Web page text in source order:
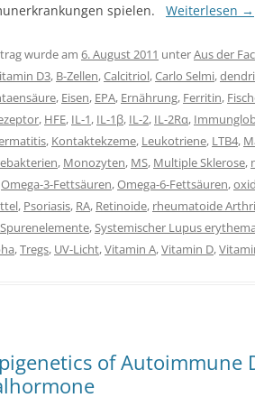
spielen. Weiterlesen →
wurde am 6. August 2011 unterAus der
D3, B-Zellen,Calcitriol,Carlo Selmi,
, Eisen, EPA, Ernährung, Ferritin,
, HFE, IL-1, IL-1β, IL-2, IL-2Rα,
, Kontaktekzeme, Leukotriene, LTB4,
, Monozyten, MS, Multiple Sklerose,
Omega-3-Fettsäuren,Omega-6-Fettsäuren,
, Psoriasis, RA, Retinoide, rheumatoide
Spurenelemente,Systemischer Lupus
,Tregs, UV-Licht,Vitamin A,Vitamin D,
of Autoimmune